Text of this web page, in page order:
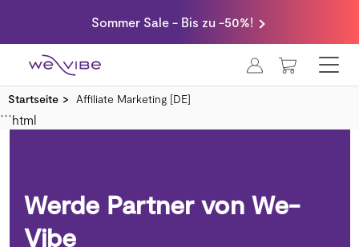
Sommer Sale - Bis zu -50%!
MEIN
Startseite Affiliate Marketing [DE]
```html
Werde Partner von We-
Vibe